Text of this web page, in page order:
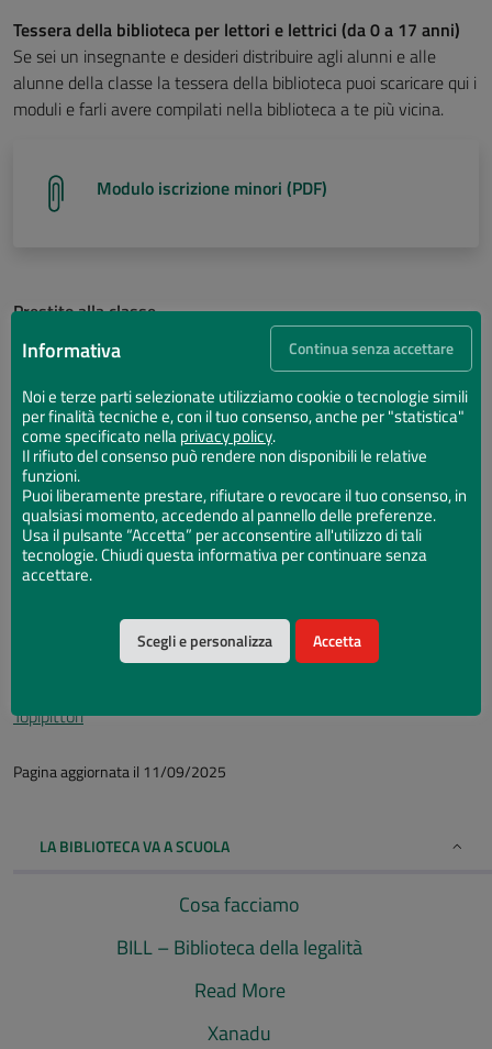
LA BIBLIOTECA VA A SCUOLA
Cosa facciamo
BILL – Biblioteca della legalità
Read More
Xanadu
Tessera della biblioteca per lettori e lettrici (da 0 a 17 anni)
Se sei un insegnante e desideri distribuire agli alunni e alle
alunne della classe la tessera della biblioteca puoi scaricare qui i
moduli e farli avere compilati nella biblioteca a te più vicina.
Modulo iscrizione minori (PDF)
Prestito alla classe
Gli insegnanti possono richiedere alle biblioteche libri da portare
in classe. Il prestito viene registrato alla classe e dura 60 giorni.
Alla scadenza del prestito è possibile richiederne altri.
Per approfondire: libri, riviste, blog
Libri
Libri sull’educazione alla lettura in biblioteca Classense
Riviste
Andersen(disponibile inbiblioteca)
Il pepe verde
Blog e risorse online
Topipittori
Pagina aggiornata il 11/09/2025
Informativa
Noi e terze parti selezionate utilizziamo cookie o tecnologie simili
per finalità tecniche e, con il tuo consenso, anche per "statistica"
come specificato nellaprivacy policy.
Il rifiuto del consenso può rendere non disponibili le relative
funzioni.
Puoi liberamente prestare, rifiutare o revocare il tuo consenso, in
qualsiasi momento, accedendo al pannello delle preferenze.
Usa il pulsante “Accetta” per acconsentire all'utilizzo di tali
tecnologie. Chiudi questa informativa per continuare senza
accettare.
Scegli e personalizza Accetta
Continua senza accettare